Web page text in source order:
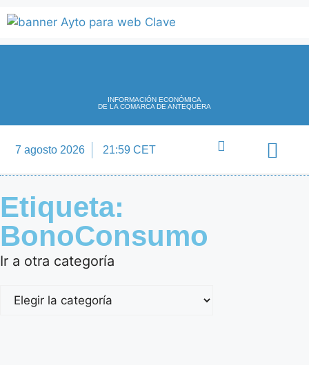
INFORMACIÓN ECONÓMICA
DE LA COMARCA DE ANTEQUERA
7 agosto 2026 21:59 CET
Etiqueta:
BonoConsumo
Ir a otra categoría